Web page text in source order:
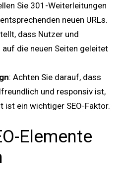
Sie 301-Weiterleitungen
neuen URLs.
dass Nutzer und
die neuen Seiten geleitet
: Achten Sie darauf, dass
und responsiv ist,
ist ein wichtiger SEO-Faktor.
Elemente